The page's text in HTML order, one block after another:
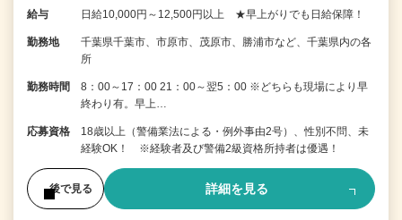
給与 日給10,000円～12,500円以上 ★早上がりでも日給保障！
勤務地
千葉県千葉市、市原市、茂原市、勝浦市など、千葉県内の各
所
勤務時間
8：00～17：00 21：00～翌5：00 ※どちらも現場により早
終わり有。早上…
応募資格
18歳以上（警備業法による・例外事由2号）、性別不問、未
経験OK！ ※経験者及び警備2級資格所持者は優遇！
後で見る 詳細を見る